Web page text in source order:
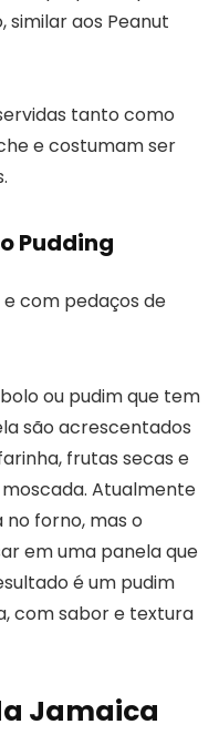
similar aos Peanut
tanto como
e costumam ser
Pudding
ou pudim que tem
são acrescentados
frutas secas e
Atualmente
forno, mas o
em uma panela que
é um pudim
com sabor e textura
Jamaica